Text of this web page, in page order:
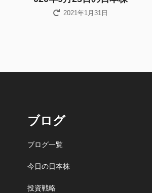
2021年1月31日
ブログ
ブログ一覧
今日の日本株
投資戦略